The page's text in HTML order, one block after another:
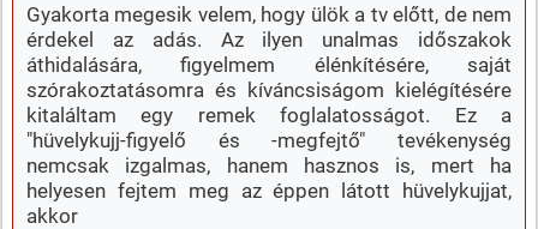
Gyakorta megesik velem, hogy ülök a tv előtt, de nem
érdekel az adás. Az ilyen unalmas időszakok
áthidalására, figyelmem élénkítésére, saját
szórakoztatásomra és kíváncsiságom kielégítésére
kitaláltam egy remek foglalatosságot. Ez a
"hüvelykujj-figyelő és -megfejtő" tevékenység
nemcsak izgalmas, hanem hasznos is, mert ha
helyesen fejtem meg az éppen látott hüvelykujjat,
akkor